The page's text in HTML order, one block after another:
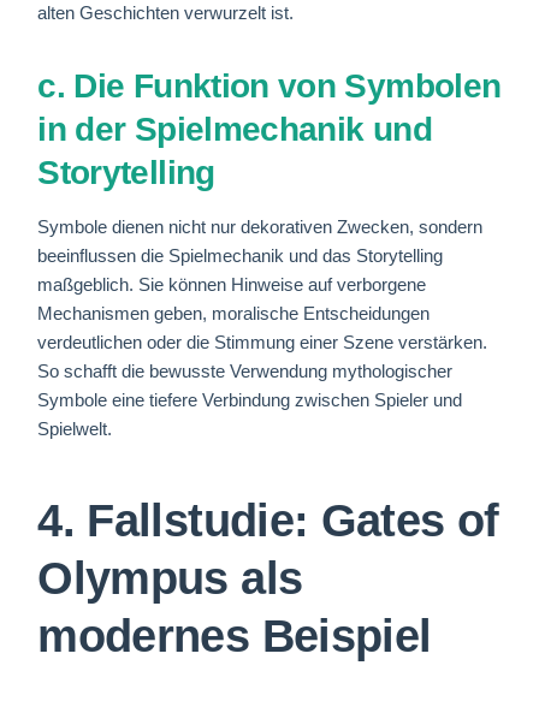
alten Geschichten verwurzelt ist.
c. Die Funktion von Symbolen
in der Spielmechanik und
Storytelling
Symbole dienen nicht nur dekorativen Zwecken, sondern
beeinflussen die Spielmechanik und das Storytelling
maßgeblich. Sie können Hinweise auf verborgene
Mechanismen geben, moralische Entscheidungen
verdeutlichen oder die Stimmung einer Szene verstärken.
So schafft die bewusste Verwendung mythologischer
Symbole eine tiefere Verbindung zwischen Spieler und
Spielwelt.
4. Fallstudie: Gates of
Olympus als
modernes Beispiel